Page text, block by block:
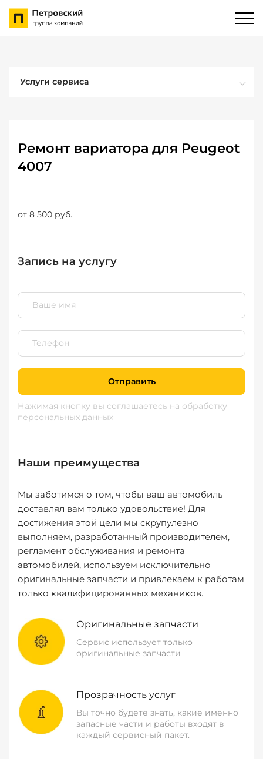
Услуги сервиса
Ремонт вариатора для Peugeot
4007
от 8 500 руб.
Запись на услугу
Отправить
Нажимая кнопку вы соглашаетесь на обработку
персональных данных
Наши преимущества
Мы заботимся о том, чтобы ваш автомобиль
доставлял вам только удовольствие! Для
достижения этой цели мы скрупулезно
выполняем, разработанный производителем,
регламент обслуживания и ремонта
автомобилей, используем исключительно
оригинальные запчасти и привлекаем к работам
только квалифицированных механиков.
Оригинальные запчасти
Сервис использует только
оригинальные запчасти
Прозрачность услуг
Вы точно будете знать, какие именно
запасные части и работы входят в
каждый сервисный пакет.